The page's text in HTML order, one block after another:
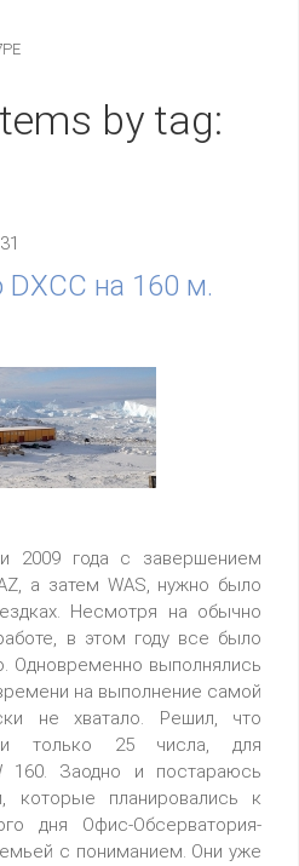
by tag:
на 160 м.
2009 года с завершением
а затем WAS, нужно было
Несмотря на обычно
в этом году все было
Одновременно выполнялись
на выполнение самой
не хватало. Решил, что
только 25 числа, для
160. Заодно и постараюсь
которые планировались к
дня Офис-Обсерватория-
с пониманием. Они уже